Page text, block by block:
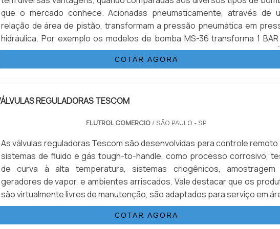
que o mercado conhece. Acionadas pneumaticamente, através de
relação de área de pistão, transformam a pressão pneumática em
hidráulica. Por exemplo os modelos de bomba MS-36 transforma 1
pressão de ar em 36 BAR de pressão de saída
ADICIONAIS SOBRE O PRODUTOAs Bombas Haskel variam de tamanho
acordo com pressão e .
COTAR AGORA
REGULADORAS TESCOM
FLUTROL COMERCIO / SÃO PAULO - SP
As válvulas reguladoras Tescom são desenvolvidas para controle remoto
sistemas de fluido e gás tough-to-handle, como processo corrosivo,
de curva à alta temperatura, sistemas criogênicos, amostragem
geradores de vapor, e ambientes arriscados. Vale destacar que os
são virtualmente livres de manutenção, são adaptados para serviço em
de acesso restrito. Além disso, o tamanho compacto e peso
unidades permitem instalação onde o espaço e peso
COTAR AGORA